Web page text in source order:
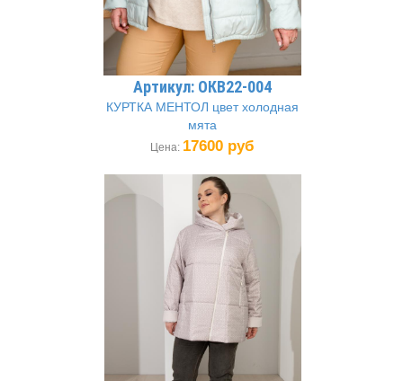
Артикул: ОКВ22-004
КУРТКА МЕНТОЛ цвет холодная
мята
Цена: 17600 руб